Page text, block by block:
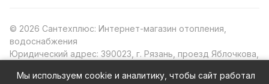
© 2026 Сантехплюс: Интернет-магазин отопления,
водоснабжения
Юридический адрес: 390023, г. Рязань, проезд Яблочкова,
ИНН/КПП: 6230087631/623001001
Мы используем cookie и аналитику, чтобы сайт работал